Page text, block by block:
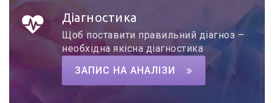
Діагностика
Щоб поставити правильний діагноз –
необхідна якісна діагностика
ЗАПИС НА АНАЛІЗИ